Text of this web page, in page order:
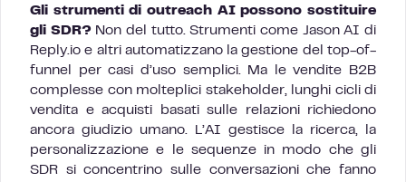
Gli strumenti di outreach AI possono sostituire
gli SDR?Non del tutto. Strumenti come Jason AI di
Reply.io e altri automatizzano la gestione del top-of-
funnel per casi d’uso semplici. Ma le vendite B2B
complesse con molteplici stakeholder, lunghi cicli di
vendita e acquisti basati sulle relazioni richiedono
ancora giudizio umano. L’AI gestisce la ricerca, la
personalizzazione e le sequenze in modo che gli
SDR si concentrino sulle conversazioni che fanno